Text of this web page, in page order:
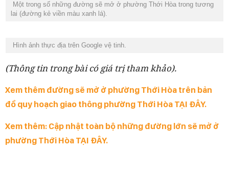
Một trong số những đường sẽ mở ở phường Thới Hòa trong tương
lai (đường kẻ viền màu xanh lá).
Hình ảnh thực địa trên Google vệ tinh.
(Thông tin trong bài có giá trị tham khảo).
Xem thêm đường sẽ mở ở phường Thới Hòa trên bản
đồ quy hoạch giao thông phường Thới Hòa TẠI ĐÂY.
Xem thêm: Cập nhật toàn bộ những đường lớn sẽ mở ở
phường Thới Hòa TẠI ĐÂY.